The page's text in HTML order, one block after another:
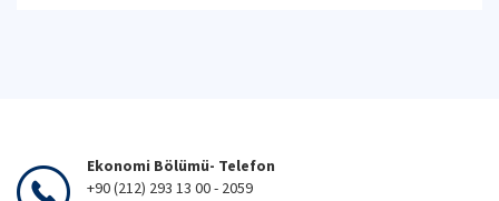
Ekonomi Bölümü- Telefon
+90 (212) 293 13 00 - 2059